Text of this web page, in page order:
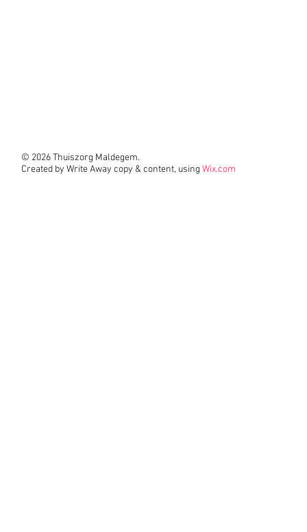
© 2026 Thuiszorg Maldegem.
Created by Write Away copy & content, using Wix.com